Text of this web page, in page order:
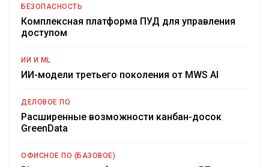
БЕЗОПАСНОСТЬ
Комплексная платформа ПУД для управления
доступом
ИИ И ML
ИИ-модели третьего поколения от MWS AI
ДЕЛОВОЕ ПО
Расширенные возможности канбан-досок
GreenData
ОФИСНОЕ ПО (БАЗОВОЕ)